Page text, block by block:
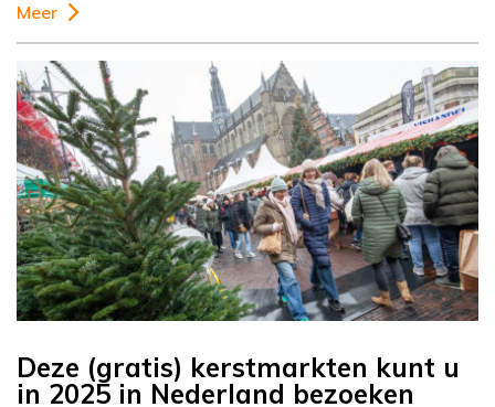
Meer
Deze (gratis) kerstmarkten kunt u
in 2025 in Nederland bezoeken